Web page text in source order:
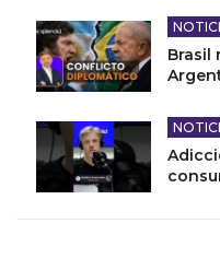
Brasil